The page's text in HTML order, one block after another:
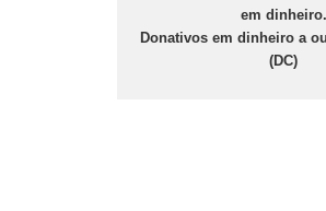
em dinheiro.
Donativos em dinheiro a
(DC)